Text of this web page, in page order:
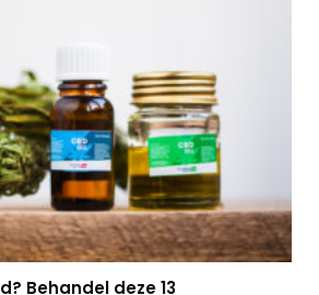
Behandel deze 13